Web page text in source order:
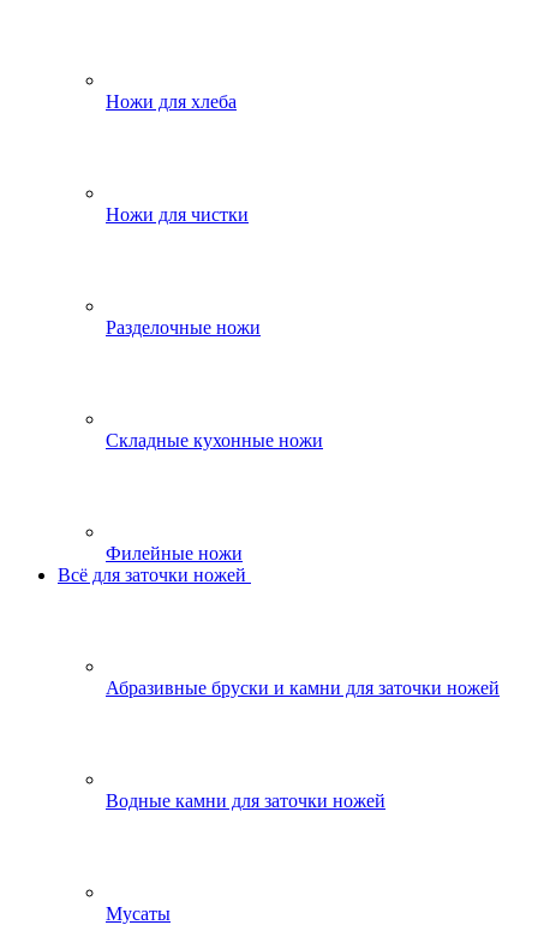
Ножи для хлеба
Ножи для чистки
Разделочные ножи
Складные кухонные ножи
Филейные ножи
Всё для заточки ножей
Абразивные бруски и камни для заточки ножей
Водные камни для заточки ножей
Мусаты